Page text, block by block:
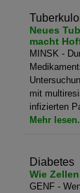
Neues
macht
MINSK -
mit
infizierten
Mehr
Diabetes
Wie
GENF -